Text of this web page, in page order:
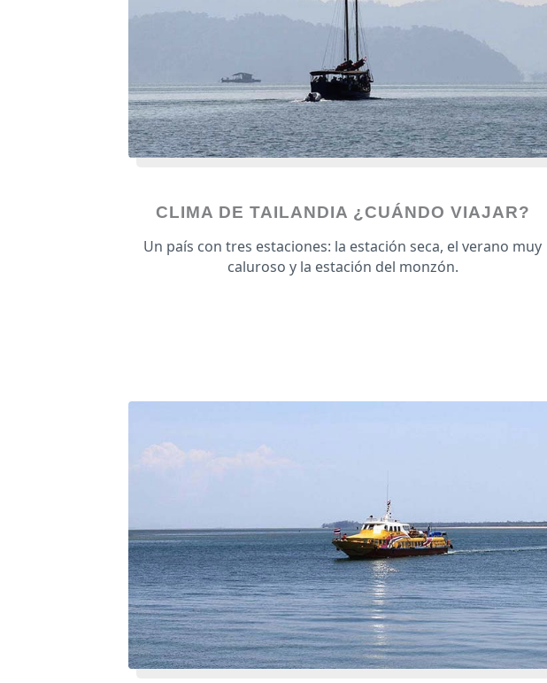
CLIMA DE TAILANDIA ¿CUÁNDO VIAJAR?
Un país con tres estaciones: la estación seca, el verano muy
caluroso y la estación del monzón.